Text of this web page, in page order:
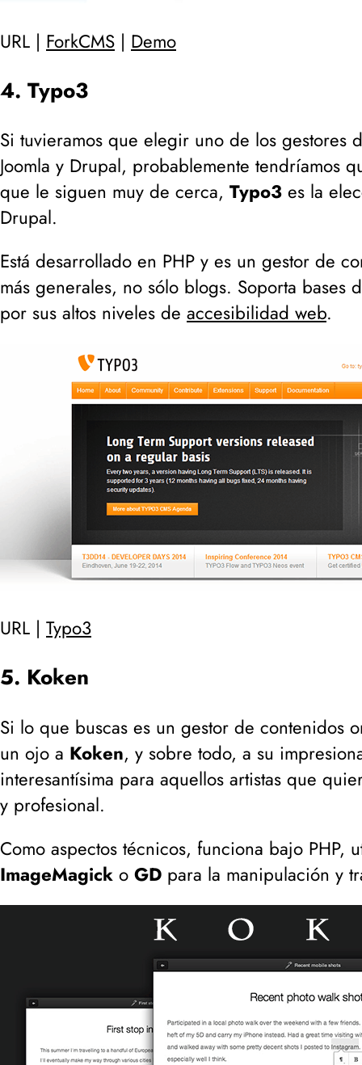
URL | ForkCMS | Demo
4. Typo3
Si tuvieramos que elegir uno de los gestores
Joomla y Drupal, probablemente tendríamos
que le siguen muy de cerca, Typo3 es la
Drupal.
Está desarrollado en PHP y es un gestor de
más generales, no sólo blogs. Soporta bases
por sus altos niveles de accesibilidad web.
URL | Typo3
5. Koken
Si lo que buscas es un gestor de contenidos
un ojo a Koken, y sobre todo, a su
interesantísima para aquellos artistas que
y profesional.
Como aspectos técnicos, funciona bajo PHP,
ImageMagick o GD para la manipulación y